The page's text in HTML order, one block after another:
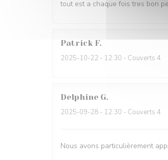
tout est a chaque fois tres bon
Patrick F
2025-10-22 - 12:30 - Couverts 4
Delphine G
2025-09-28 - 12:30 - Couverts 4
Nous avons particulièrement